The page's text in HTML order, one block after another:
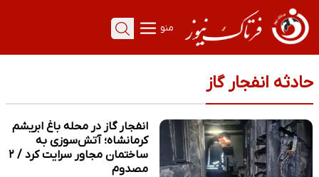
منو
حادثه انفجار گاز
انفجار گاز در محله باغ ابریشم
کرمانشاه؛ آتش‌سوزی به
ساختمان مجاور سرایت کرد / ۲
مصدوم